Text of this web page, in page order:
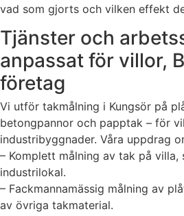
vad som gjorts och vilken effekt
Tjänster och
anpassat för villor,
företag
Vi utför takmålning i Kungsör på
betongpannor och papptak – för
industribyggnader. Våra uppdrag
– Komplett målning av tak på
industrilokal.
– Fackmannamässig målning av
av övriga takmaterial.